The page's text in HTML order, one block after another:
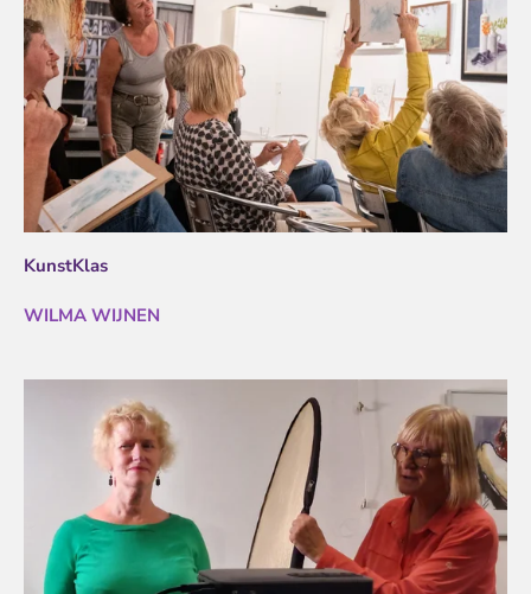
KunstKlas
WILMA WIJNEN